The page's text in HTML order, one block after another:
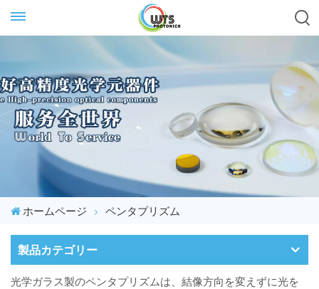
ホームページ ペンタプリズム
製品カテゴリー
光学ガラス製のペンタプリズムは、結像方向を変えずに光を